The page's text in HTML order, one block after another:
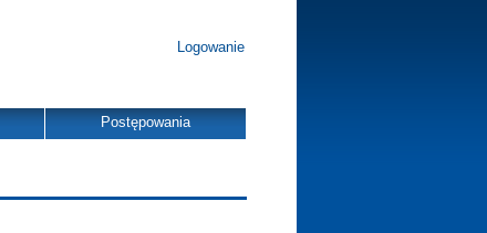
Logowanie
Postępowania